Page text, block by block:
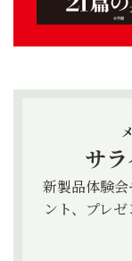
サ
新製品体験
ント、プレ